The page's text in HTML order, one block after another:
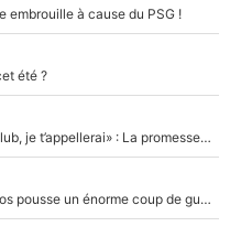
embrouille à cause du PSG !
été ?
Mercato - OM - «Dès que je prends un club, je t’appellerai» : La promesse de Marcelino au moment de claquer la porte
Victime de racisme contre Murray, Kyrgios pousse un énorme coup de gueule !